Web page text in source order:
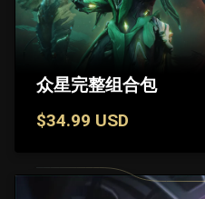
众星完整组合包
$34.99 USD